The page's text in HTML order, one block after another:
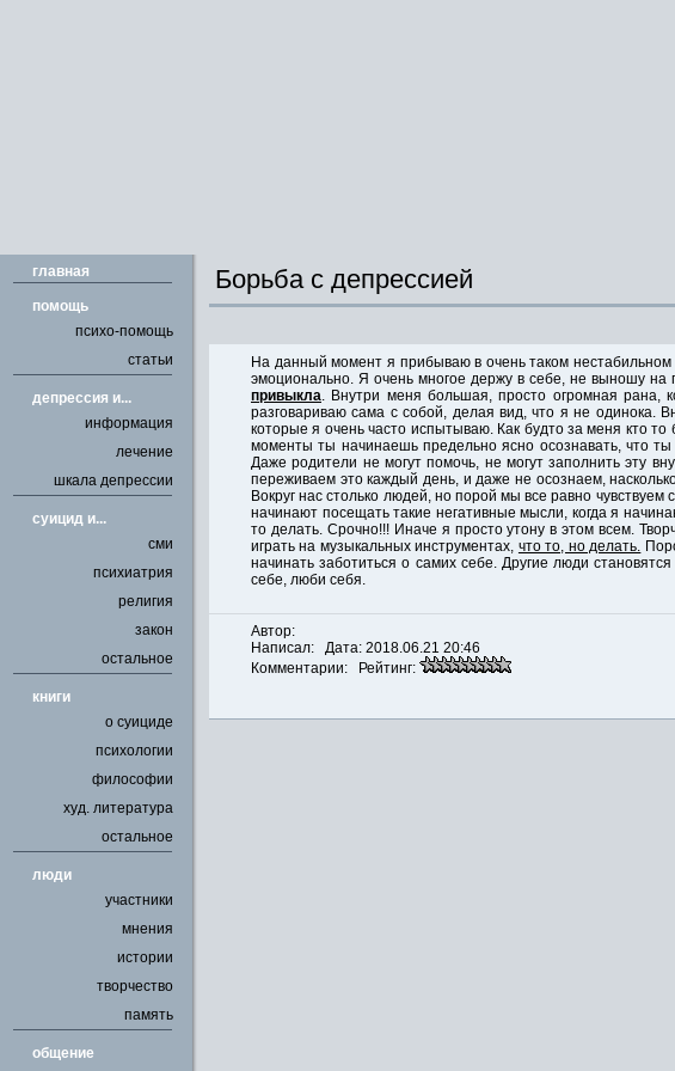
главная
помощь
психо-помощь
статьи
депрессия и...
информация
лечение
шкала депрессии
cуицид и...
сми
психиатрия
религия
закон
остальное
книги
о суициде
психологии
философии
худ. литература
остальное
люди
участники
мнения
истории
творчество
память
общение
Борьба с депрессией
На данный момент я прибываю в очень таком
эмоционально. Я очень многое держу в себе, не выношу
привыкла. Внутри меня большая, просто огромная рана,
разговариваю сама с собой, делая вид, что я не одинока.
которые я очень часто испытываю. Как будто за меня кто то
моменты ты начинаешь предельно ясно осознавать, что ты
Даже родители не могут помочь, не могут заполнить эту
переживаем это каждый день, и даже не осознаем,
Вокруг нас столько людей, но порой мы все равно
начинают посещать такие негативные мысли, когда я
то делать. Срочно!!! Иначе я просто утону в этом всем.
играть на музыкальных инструментах, что то, но делать.
начинать заботиться о самих себе. Другие люди
себе, люби себя.
Автор:
Написал: Дата: 2018.06.21 20:46
Комментарии: Рейтинг: